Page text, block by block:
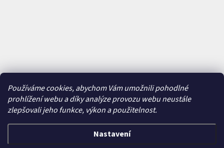
Používáme cookies, abychom Vám umožnili pohodlné
prohlížení webu a díky analýze provozu webu neustále
zlepšovali jeho funkce, výkon a použitelnost.
Nastavení